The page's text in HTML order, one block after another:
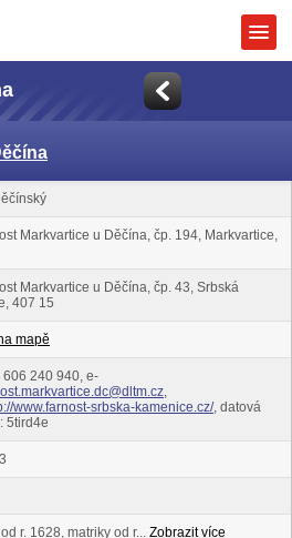
Markvartice u Děčína, čp. 194, Markvartice,
Markvartice u Děčína, čp. 43, Srbská
407 15
mapě
606 240 940, e-
,
www.farnost-srbska-kamenice.cz/, datová
5tird4e
r. 1628, matriky od r... Zobrazit více